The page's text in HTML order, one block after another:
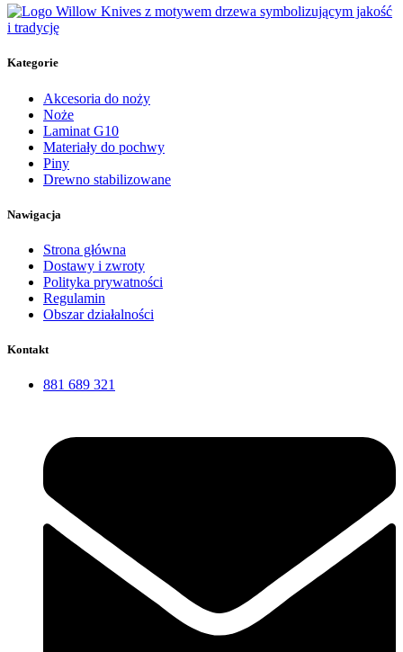
Kategorie
Akcesoria do noży
Noże
Laminat G10
Materiały do pochwy
Piny
Drewno stabilizowane
Nawigacja
Strona główna
Dostawy i zwroty
Polityka prywatności
Regulamin
Obszar działalności
Kontakt
881 689 321